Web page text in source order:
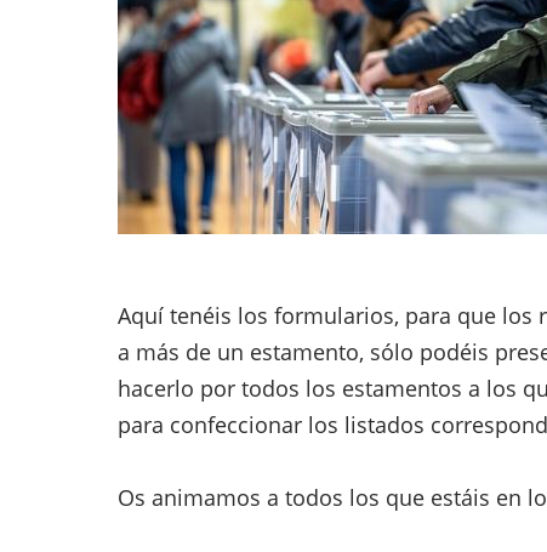
Aquí tenéis los formularios, para que los
a más de un estamento, sólo podéis
hacerlo por todos los estamentos a los
para confeccionar los listados
Os animamos a todos los que estáis en